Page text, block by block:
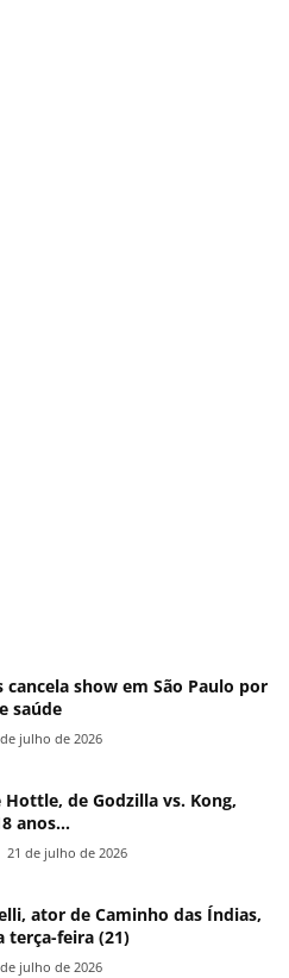
cancela show em São Paulo por
saúde
julho de 2026
de Godzilla vs. Kong,
anos...
21 de julho de 2026
ator de Caminho das Índias,
terça-feira (21)
julho de 2026